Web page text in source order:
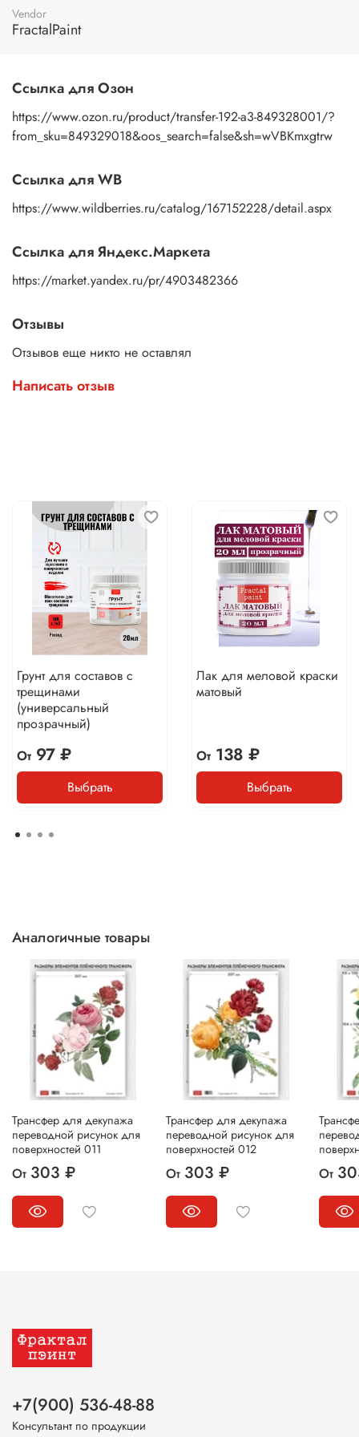
пальцами бумажную основу, сдвигаете ее на себя.
Рисунок остается на изделии. Сразу после нанесения
подойдет акриловый лак на водной основе, матовый,
глянцевый, полуглянцевый.
Vendor
FractalPaint
Ссылка для Озон
https://www.ozon.ru/product/transfer-192-a3-849328001/?
from_sku=849329018&oos_search=false&sh=wVBKmxgtrw
Ссылка для WB
https://www.wildberries.ru/catalog/167152228/detail.aspx
Ссылка для Яндекс.Маркета
https://market.yandex.ru/pr/4903482366
Отзывы
Отзывов еще никто не оставлял
Написать отзыв
Грунт для составов с
трещинами
(универсальный
прозрачный)
От97 ₽
Выбрать
Лак для меловой краски
матовый
От138 ₽
Выбрать
Аналогичные товары
Трансфер для декупажа
переводной рисунок для
поверхностей 011
От 303 ₽
Трансфер для декупажа
переводной рисунок для
поверхностей 012
От 303 ₽ От
+7(900) 536-48-88
Консультант по продукции